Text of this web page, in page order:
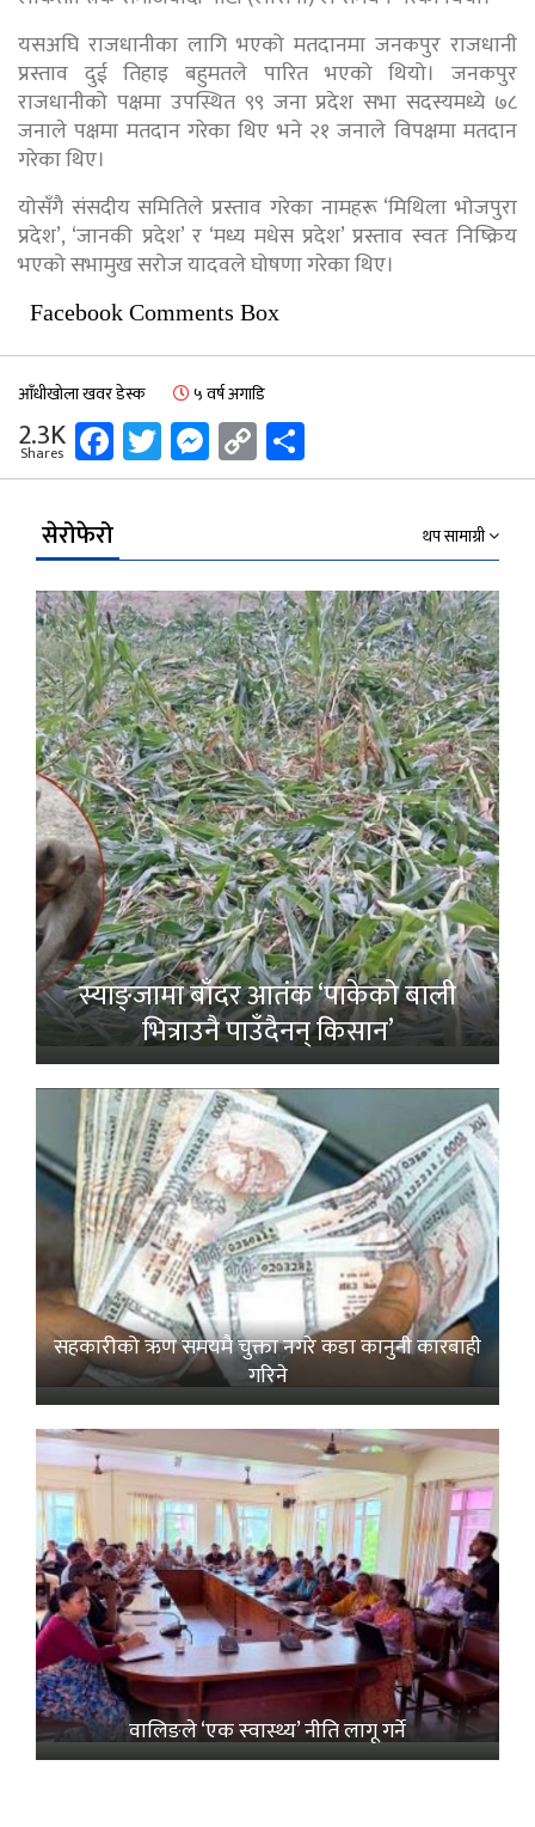
यसअघि राजधानीका लागि भएको मतदानमा जनकपुर राजधानी
प्रस्ताव दुई तिहाइ बहुमतले पारित भएको थियो। जनकपुर
राजधानीको पक्षमा उपस्थित ९९ जना प्रदेश सभा सदस्यमध्ये ७८
जनाले पक्षमा मतदान गरेका थिए भने २१ जनाले विपक्षमा मतदान
गरेका थिए।
योसँगै संसदीय समितिले प्रस्ताव गरेका नामहरू ‘मिथिला भोजपुरा
प्रदेश’, ‘जानकी प्रदेश’ र ‘मध्य मधेस प्रदेश’ प्रस्ताव स्वतः निष्क्रिय
भएको सभामुख सरोज यादवले घोषणा गरेका थिए।
Facebook Comments Box
आँधीखोला खवर डेस्क ५ वर्ष अगाडि
2.3K
Shares Facebook
Twitter
Messenger
Copy
Link
सेरोफेरो थप सामाग्री
स्याङ्जामा बाँदर आतंक ‘पाकेको बाली
भित्राउनै पाउँदैनन् किसान’
सहकारीको ऋण समयमै चुक्ता नगरे कडा कानुनी कारबाही
गरिने
वालिङले ‘एक स्वास्थ्य’ नीति लागू गर्ने